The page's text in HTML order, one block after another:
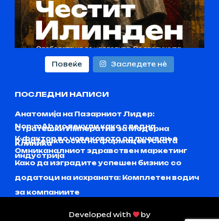
Повеќе Заследете нѐ
ПОСЛЕДНИ НАПИСИ
Анатомија на Пазарниот Лидер:
Стратешки Императив за Модерна
Клиника
Non-mAb молекули како следна
стратешка оска на фармацевтската
индустрија
K-фактор во човековото одлучување
Омниканалниот здравствен маркетинг
Како да изградите успешен бизнис со
додатоци на исхраната: Комплетен водич
за компаниите
Developed with by